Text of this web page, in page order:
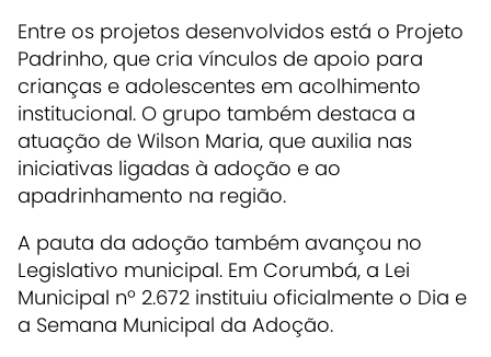
Entre os projetos desenvolvidos está o Projeto
Padrinho, que cria vínculos de apoio para
crianças e adolescentes em acolhimento
institucional. O grupo também destaca a
atuação de Wilson Maria, que auxilia nas
iniciativas ligadas à adoção e ao
apadrinhamento na região.
A pauta da adoção também avançou no
Legislativo municipal. Em Corumbá, a Lei
Municipal nº 2.672 instituiu oficialmente o Dia e
a Semana Municipal da Adoção.